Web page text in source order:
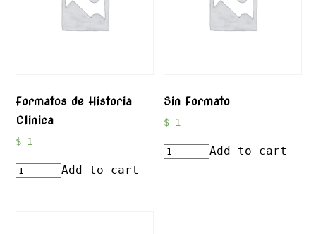
Formatos de Historia
Clinica
$1
Add to cart
Sin Formato
$ 1
Add to cart